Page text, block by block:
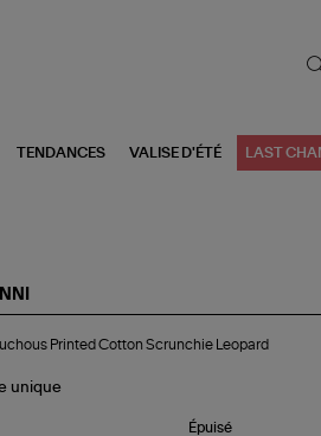
TENDANCES VALISE D'ÉTÉ LAST
Printed Cotton Scrunchie Leopard
unique
Épuisé